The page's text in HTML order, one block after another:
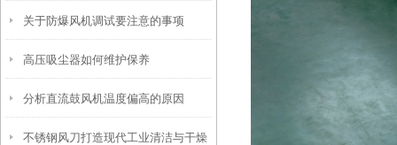
关于防爆风机调试要注意的事项
高压吸尘器如何维护保养
分析直流鼓风机温度偏高的原因
不锈钢风刀打造现代工业清洁与干燥